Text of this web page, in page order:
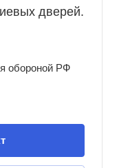
дверей.
обороной РФ